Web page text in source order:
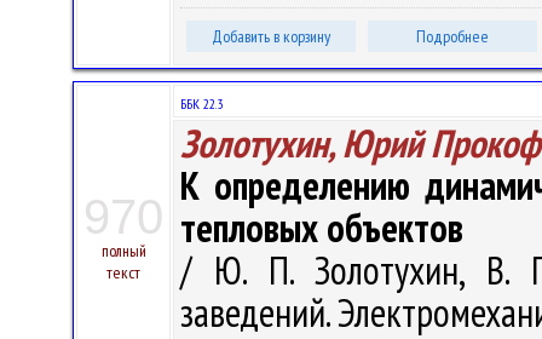
Добавить в корзину Подробнее
970
полный
текст
ББК 22.3
Золотухин, Юрий
К определению
тепловых объектов
/ Ю. П. Золотухин, В.
заведений.